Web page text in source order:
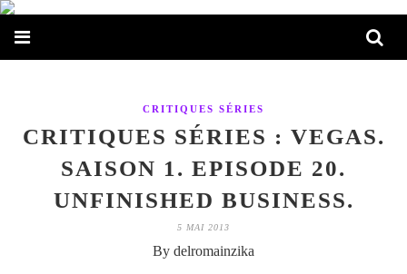
CRITIQUES SÉRIES
CRITIQUES SÉRIES : VEGAS.
SAISON 1. EPISODE 20.
UNFINISHED BUSINESS.
5 MAI 2013
By delromainzika